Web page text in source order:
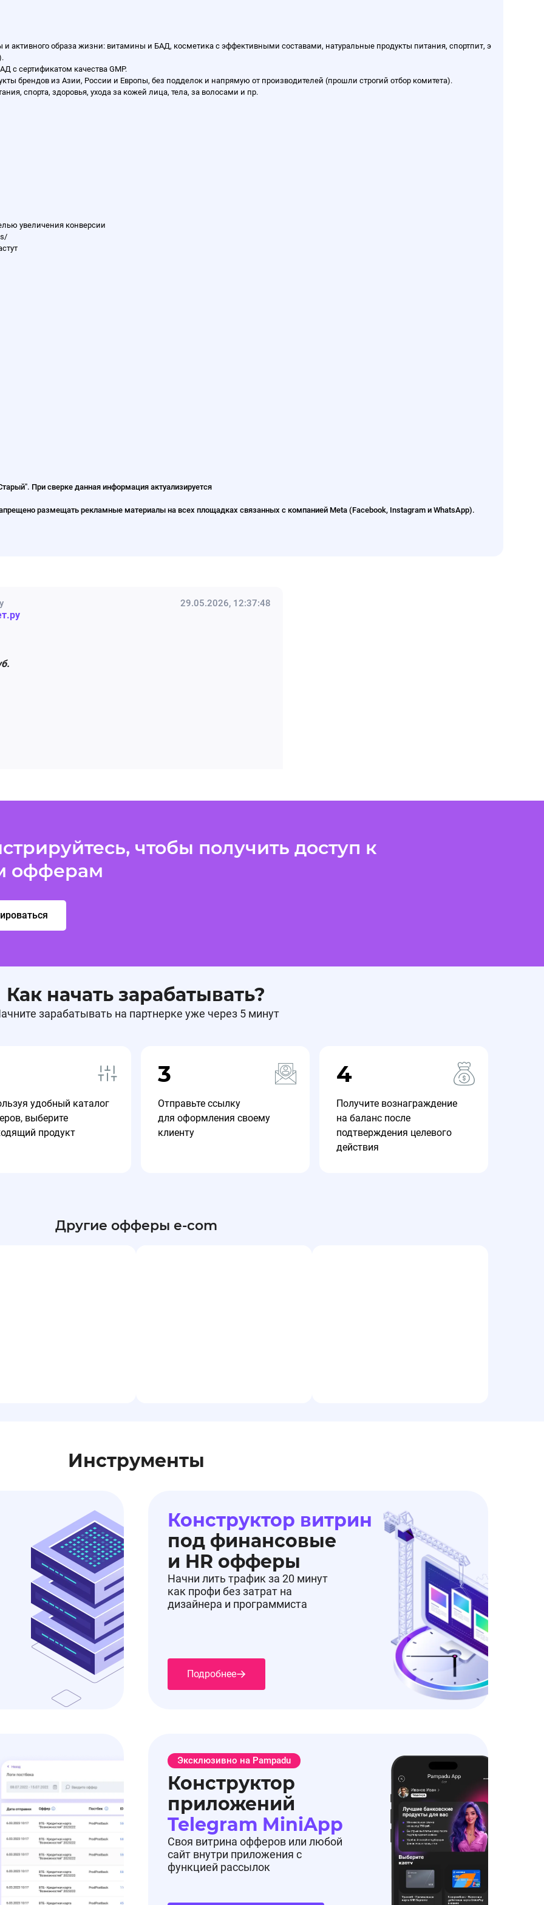
и активного образа жизни: витамины и БАД, косметика с эффективными составами, натуральные продукты питания, спортпит, э
с сертификатом качества GMP.
брендов из Азии, России и Европы, без подделок и напрямую от производителей (прошли строгий отбор комитета).
спорта, здоровья, ухода за кожей лица, тела, за волосами и пр.
увеличения конверсии
При сверке данная информация актуализируется
размещать рекламные материалы на всех площадках связанных с компанией Meta (Facebook, Instagram и WhatsApp).
29.05.2026, 12:37:48
Фитомаркет.ру
чтобы получить доступ к
офферам
Как начать зарабатывать?
зарабатывать на партнерке уже через 5 минут
удобный каталог
выберите
продукт
3
Отправьте ссылку
для оформления своему
клиенту
4
Получите вознаграждение
на баланс после
подтверждения целевого
действия
Другие офферы e-com
Инструменты
Конструктор витрин
под финансовые
и HR офферы
Начни лить трафик за 20 минут
как профи без затрат на
дизайнера и программиста
Подробнее
Эксклюзивно на Pampadu
Конструктор
приложений
Telegram MiniApp
Своя витрина офферов или любой
сайт внутри приложения с
функцией рассылок